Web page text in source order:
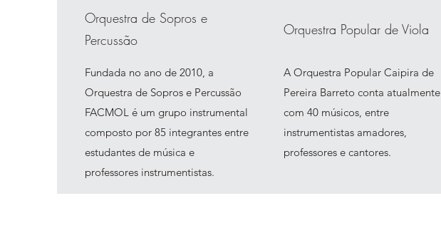
Orquestra de Sopros e
Percussão
Fundada no ano de 2010, a
Orquestra de Sopros e Percussão
FACMOL é um grupo instrumental
composto por 85 integrantes entre
estudantes de música e
professores instrumentistas.
Orquestra Popular de Viola
A Orquestra Popular Caipira de
Pereira Barreto conta atualmente
com 40 músicos, entre
instrumentistas amadores,
professores e cantores.